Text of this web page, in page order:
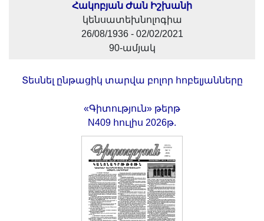
Հակոբյան Ժան Իշխանի
կենսատեխնոլոգիա
26/08/1936 - 02/02/2021
90-ամյակ
Տեսնել ընթացիկ տարվա բոլոր հոբելյանները
«Գիտություն» թերթ
N409 հուլիս 2026թ.